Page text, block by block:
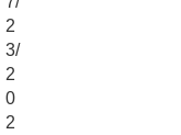
2
3/
2
0
2